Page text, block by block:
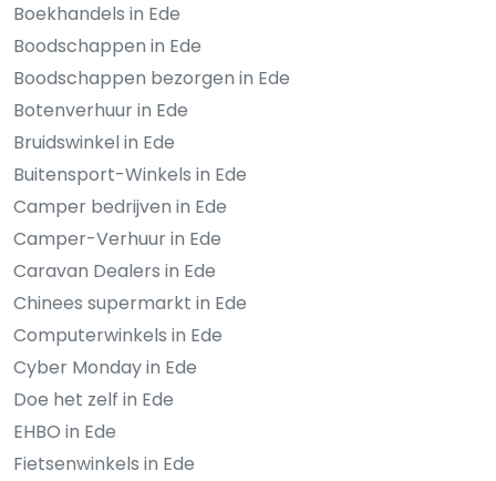
Boekhandels in Ede
Boodschappen in Ede
Boodschappen bezorgen in Ede
Botenverhuur in Ede
Bruidswinkel in Ede
Buitensport-Winkels in Ede
Camper bedrijven in Ede
Camper-Verhuur in Ede
Caravan Dealers in Ede
Chinees supermarkt in Ede
Computerwinkels in Ede
Cyber Monday in Ede
Doe het zelf in Ede
EHBO in Ede
Fietsenwinkels in Ede